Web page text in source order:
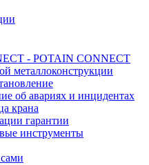
- POTAIN CONNECT
металлоконструкции
об авариях и инцидентах
крана
гарантии
инструменты